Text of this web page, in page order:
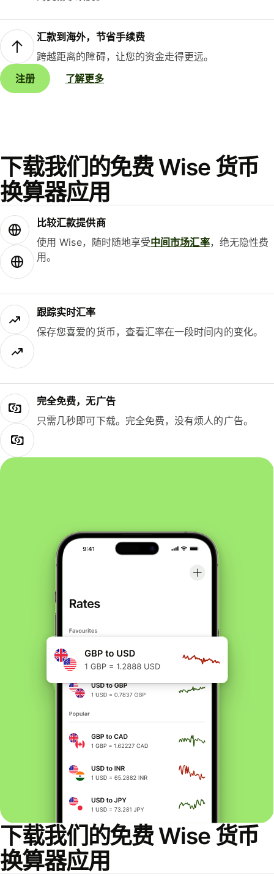
汇款到海外，节省手续费
跨越距离的障碍，让您的资金走得更远。
注册
了解更多
下载我们的免费 Wise 货币
换算器应用
比较汇款提供商
使用 Wise，随时随地享受中间市场汇率，绝无隐性费
用。
跟踪实时汇率
保存您喜爱的货币，查看汇率在一段时间内的变化。
完全免费，无广告
只需几秒即可下载。完全免费，没有烦人的广告。
下载我们的免费 Wise 货币
换算器应用